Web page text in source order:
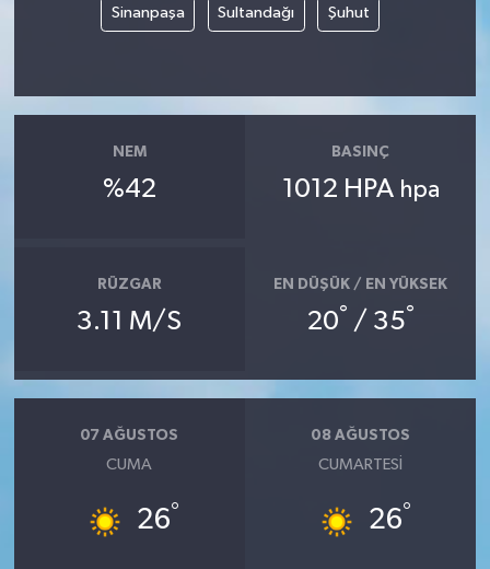
Sinanpaşa Sultandağı Şuhut
NEM
%42
BASINÇ
1012 HPA hpa
RÜZGAR
3.11 M/S
EN DÜŞÜK / EN YÜKSEK
20° / 35°
07 AĞUSTOS
CUMA
26°
08 AĞUSTOS
CUMARTESI
26°